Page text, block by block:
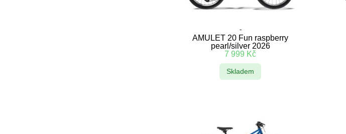
-
AMULET 20 Fun raspberry
pearl/silver 2026
7 999 Kč
Skladem